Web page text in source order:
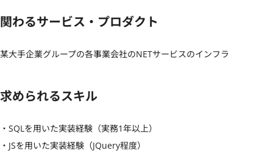
関わるサービス・プロダクト
某大手企業グループの各事業会社のNETサービスのインフラ
求められるスキル
・SQLを用いた実装経験（実務1年以上）
・JSを用いた実装経験（JQuery程度）